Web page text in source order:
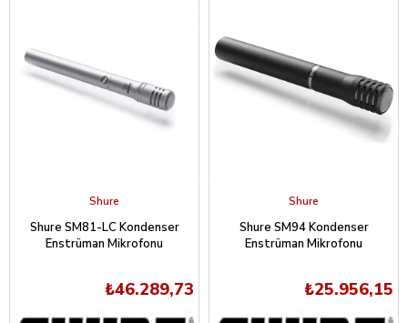
Shure
Shure SM81-LC Kondenser
Enstrüman Mikrofonu
₺46.289,73
Shure
Shure SM94 Kondenser
Enstrüman Mikrofonu
₺25.956,15